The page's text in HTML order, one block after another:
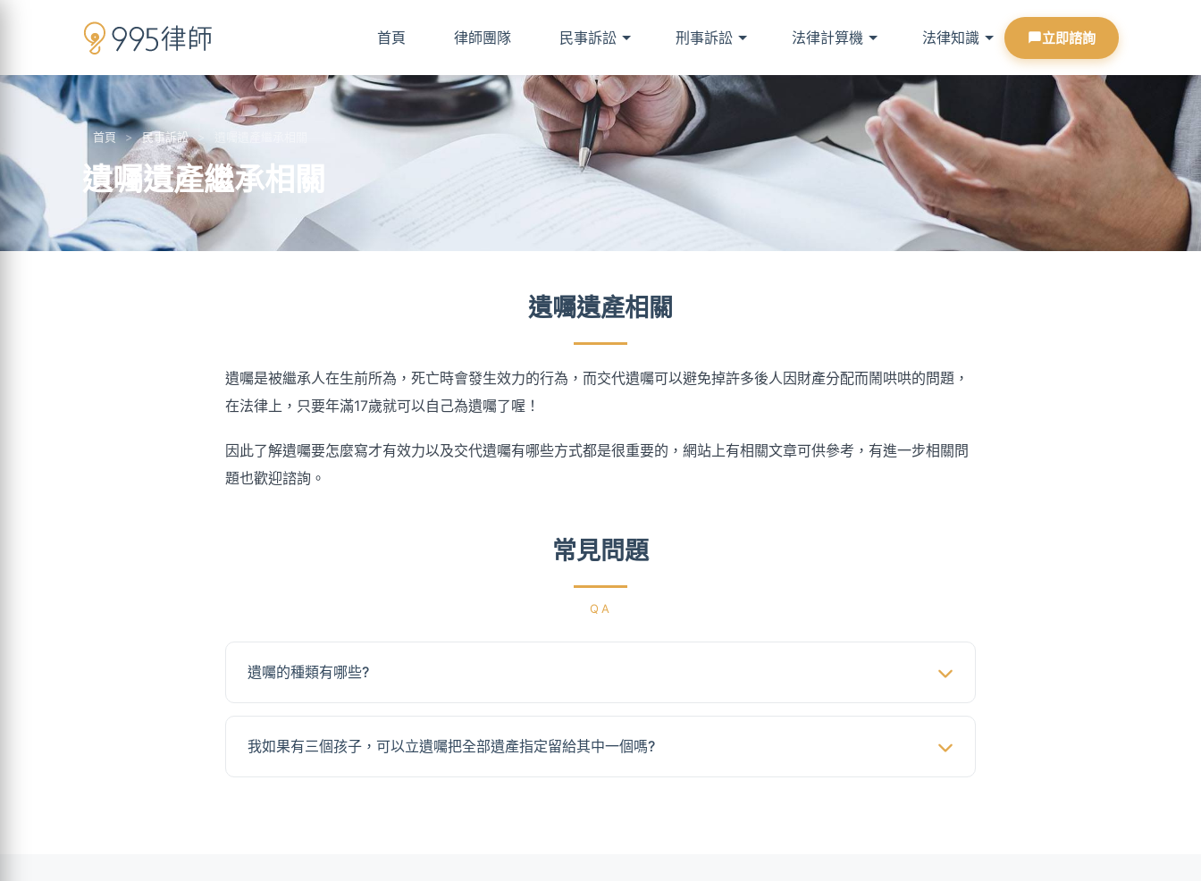
首頁 律師團隊 民事訴訟 刑事訴訟 法律計算機 法律知識 立即諮詢
首頁 > 民事訴訟 >
遺囑遺產繼承相關
遺囑遺產相關
遺囑是被繼承人在生前所為，死亡時會發生效力的行為，而交代遺囑可以避免掉許多後人因財產分配而鬧哄哄的問題，
在法律上，只要年滿17歲就可以自己為遺囑了喔！
因此了解遺囑要怎麼寫才有效力以及交代遺囑有哪些方式都是很重要的，網站上有相關文章可供參考，有進一步相關問
題也歡迎諮詢。
常見問題
QA
遺囑的種類有哪些?
我如果有三個孩子，可以立遺囑把全部遺產指定留給其中一個嗎?